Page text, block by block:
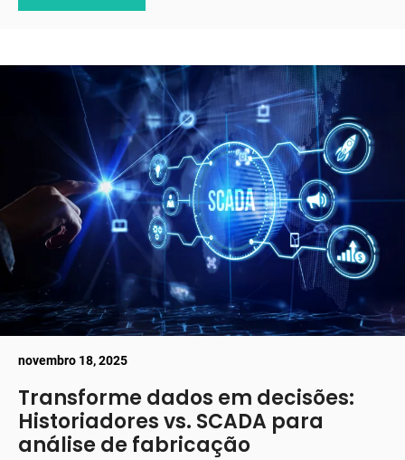
novembro 18, 2025
Transforme dados em decisões:
Historiadores vs. SCADA para
análise de fabricação